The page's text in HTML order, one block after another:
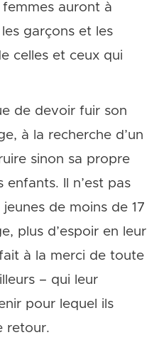
auront à
garçons et les
celles et ceux qui
de devoir fuir son
à la recherche d’un
sinon sa propre
enfants. Il n’est pas
de moins de 17
plus d’espoir en leur
à la merci de toute
– qui leur
pour lequel ils
retour.